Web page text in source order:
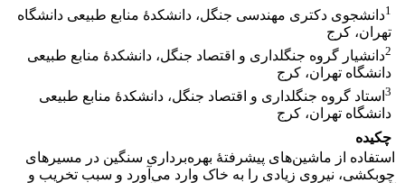
1دانشجوی دکتری مهندسی جنگل، دانشکدۀ منابع طبیعی دانشگاه
تهران، کرج
2دانشیار گروه جنگلداری و اقتصاد جنگل، دانشکدۀ منابع طبیعی
دانشگاه تهران، کرج
3 استاد گروه جنگلداری و اقتصاد جنگل، دانشکدۀ منابع طبیعی
دانشگاه تهران، کرج
چکیده
استفاده از ماشین‌های پیشرفتۀ بهره‌برداری سنگین در مسیرهای
چوبکشی، نیروی زیادی را به خاک وارد می‌آورد و سبب تخریب و